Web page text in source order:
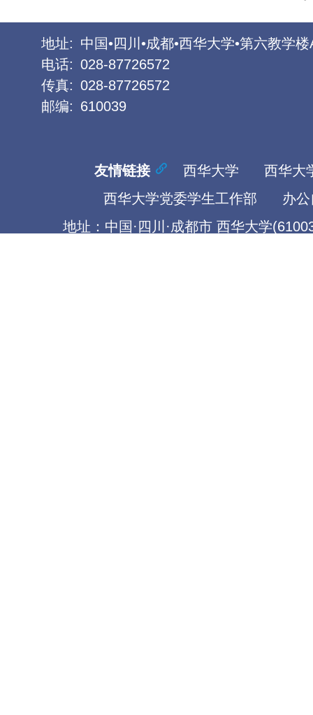
地址: 中国•四川•成都•西华大学•第六教学楼
电话: 028-87726572
传真: 028-87726572
邮编: 610039
友情链接 西华大学
西华大
西华大学党委学生工作部
办
地址：中国·四川·成都市 西华大学